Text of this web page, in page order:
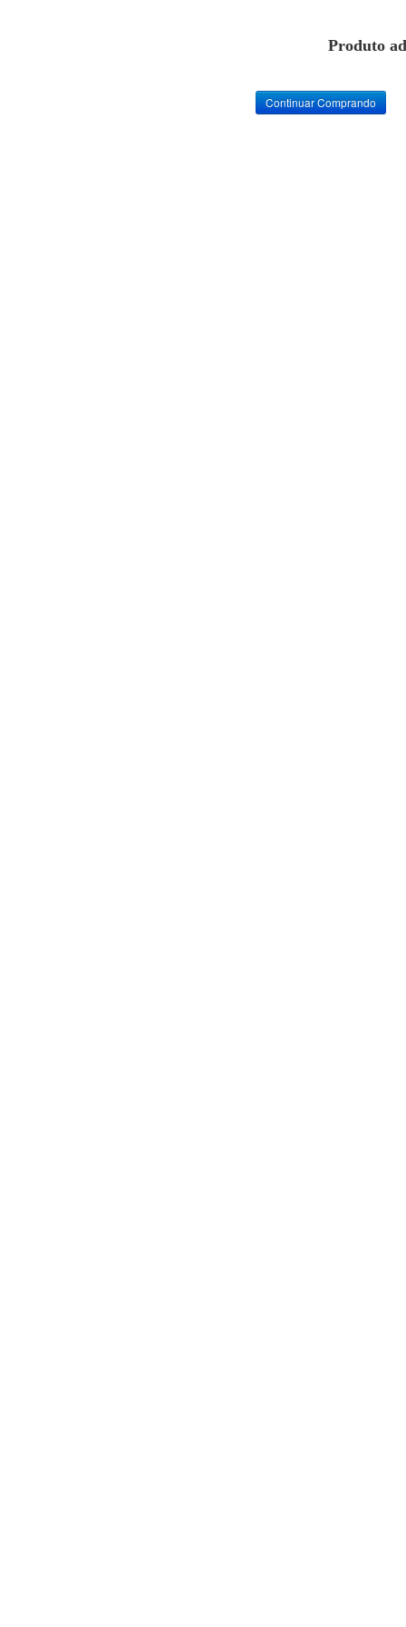
Produto
Continuar Comprando